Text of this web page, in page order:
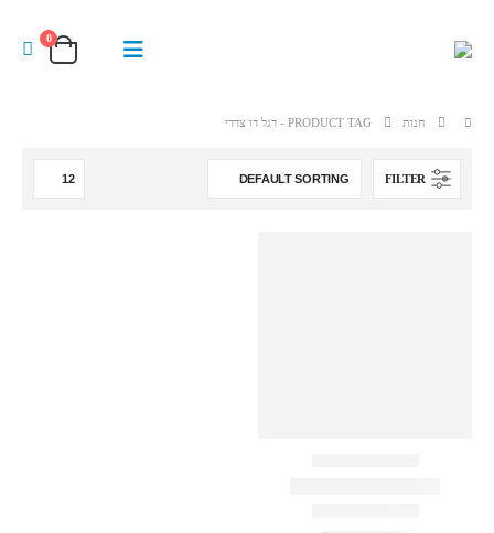
0
חנות PRODUCT TAG - דגל דו צדדי
FILTER